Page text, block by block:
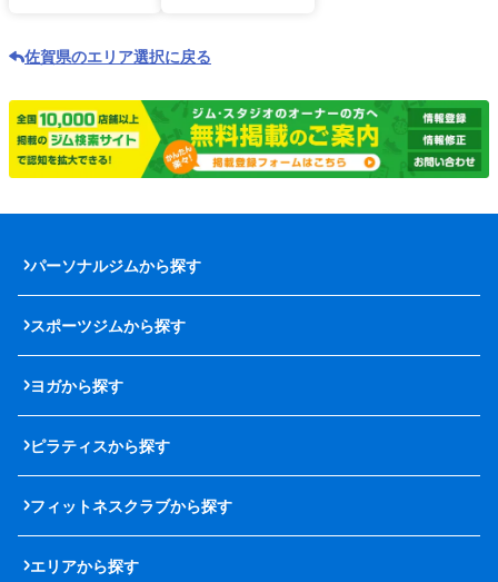
佐賀県のエリア選択に戻る
パーソナルジムから探す
スポーツジムから探す
ヨガから探す
ピラティスから探す
フィットネスクラブから探す
エリアから探す